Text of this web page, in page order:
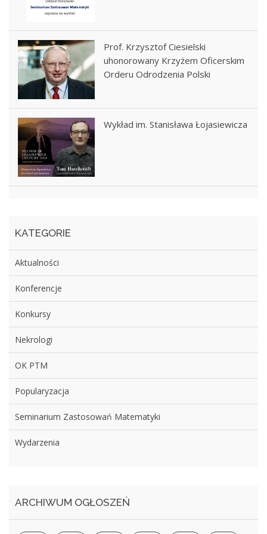
Prof. Krzysztof Ciesielski
uhonorowany Krzyżem Oficerskim
Orderu Odrodzenia Polski
Wykład im. Stanisława Łojasiewicza
KATEGORIE
Aktualności
Konferencje
Konkursy
Nekrologi
OK PTM
Popularyzacja
Seminarium Zastosowań Matematyki
Wydarzenia
ARCHIWUM OGŁOSZEŃ